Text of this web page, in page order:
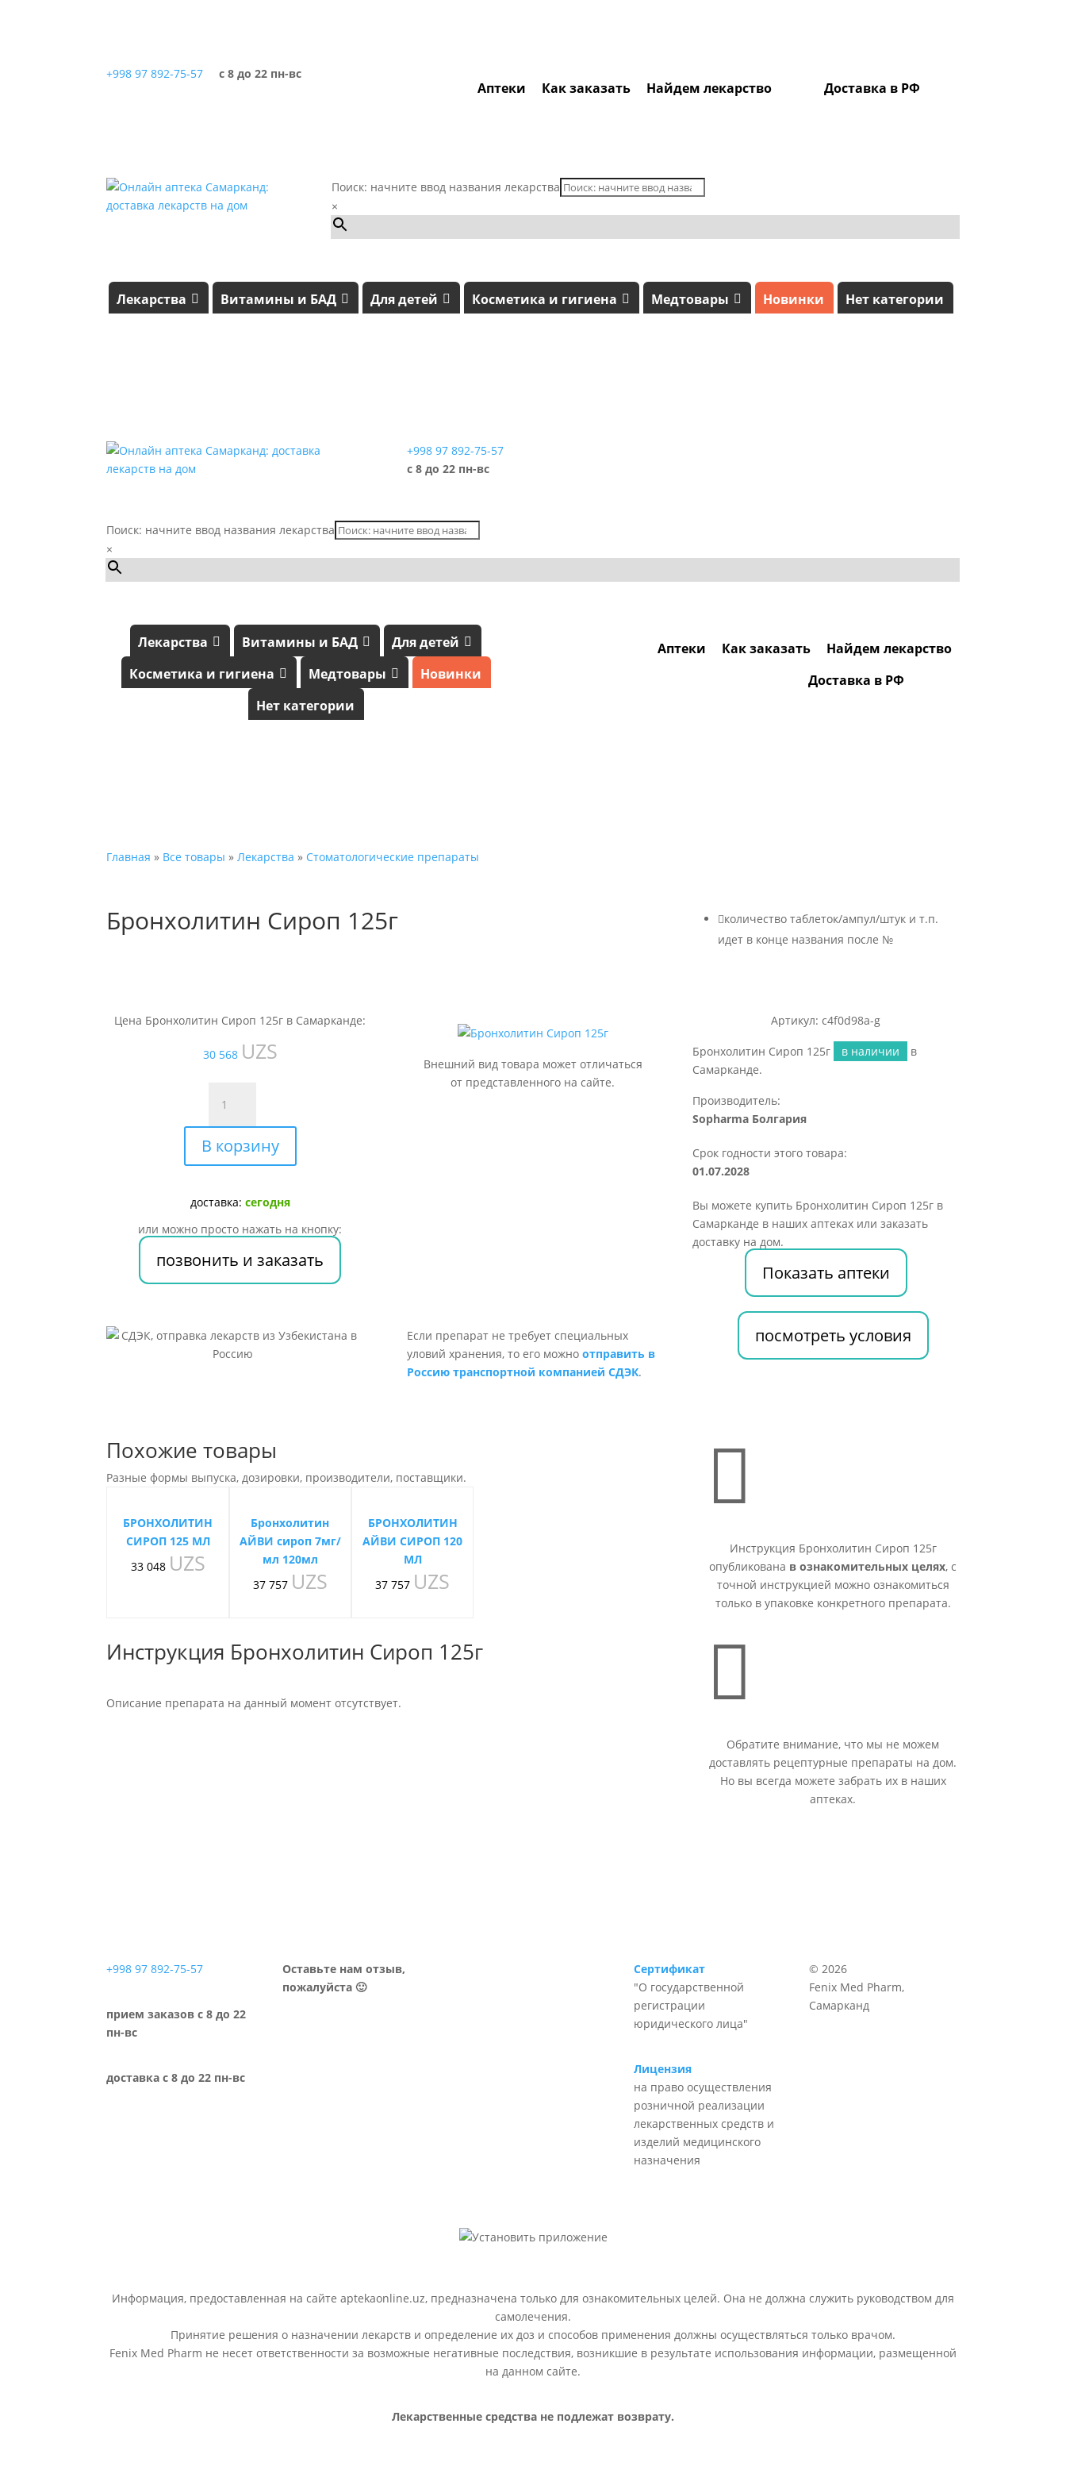
+998 97 892-75-57 с 8 до 22 пн-вс
Аптеки Как заказать Найдем лекарство Доставка в РФ
Поиск: начните ввод названия лекарства
×
Лекарства Витамины и БАД Для детей Косметика и гигиена Медтовары Новинки Нет категории
+998 97 892-75-57
с 8 до 22 пн-вс
Поиск: начните ввод названия лекарства
×
Лекарства Витамины и БАД
Для детей
Косметика и гигиена
Медтовары
Новинки
Нет категории
Аптеки Как заказать
Найдем лекарство
Доставка в РФ
Главная » Все товары » Лекарства » Стоматологические препараты
Бронхолитин Сироп 125г количество таблеток/ампул/штук и т.п.
идет в конце названия после №
Цена Бронхолитин Сироп 125г в Самарканде:
30 568 UZS
товара
Бронхолитин
Сироп
125г
В корзину
доставка: сегодня
или можно просто нажать на кнопку:
позвонить и заказать
Внешний вид товара может отличаться
от представленного на сайте.
Артикул: c4f0d98a-g
Бронхолитин Сироп 125г в наличии
в
Самарканде.
Производитель:
Sopharma Болгария
Срок годности этого товара:
01.07.2028
Вы можете купить Бронхолитин Сироп 125г в
Самарканде в наших аптеках или заказать
доставку на дом.
Показать аптеки
Если препарат не требует специальных
уловий хранения, то его можно отправить в
Россию транспортной компанией СДЭК.
посмотреть условия
Похожие товары
Разные формы выпуска, дозировки, производители, поставщики.
БРОНХОЛИТИН
СИРОП 125 МЛ
33 048 UZS
Бронхолитин
АЙВИ сироп 7мг/
мл 120мл
37 757 UZS
БРОНХОЛИТИН
АЙВИ СИРОП 120
МЛ
37 757 UZS
Инструкция Бронхолитин Сироп 125г
Описание препарата на данный момент отсутствует.

Инструкция Бронхолитин Сироп 125г
опубликована в ознакомительных целях, с
точной инструкцией можно ознакомиться
только в упаковке конкретного препарата.

Обратите внимание, что мы не можем
доставлять рецептурные препараты на дом.
Но вы всегда можете забрать их в наших
аптеках.
+998 97 892-75-57
прием заказов с 8 до 22
пн-вс
доставка с 8 до 22 пн-вс
Оставьте нам отзыв,
пожалуйста 🙂
Сертификат
"О государственной
регистрации
юридического лица"
Лицензия
на право осуществления
розничной реализации
лекарственных средств и
изделий медицинского
назначения
© 2026
Fenix Med Pharm,
Самарканд
Информация, предоставленная на сайте aptekaonline.uz, предназначена только для ознакомительных целей. Она не должна служить руководством для
самолечения.
Принятие решения о назначении лекарств и определение их доз и способов применения должны осуществляться только врачом.
Fenix Med Pharm не несет ответственности за возможные негативные последствия, возникшие в результате использования информации, размещенной
на данном сайте.
Лекарственные средства не подлежат возврату.